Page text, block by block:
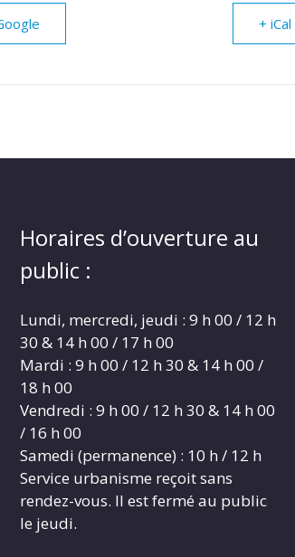
+
Horaires d’ouverture au
public :
Lundi, mercredi, jeudi : 9 h 00 / 12 h
30 & 14 h 00 / 17 h 00
Mardi : 9 h 00 / 12 h 30 & 14 h 00 /
18 h 00
Vendredi : 9 h 00 / 12 h 30 & 14 h 00
/ 16 h 00
Samedi (permanence) : 10 h / 12 h
Service urbanisme reçoit sans
rendez-vous. Il est fermé au public
le jeudi.